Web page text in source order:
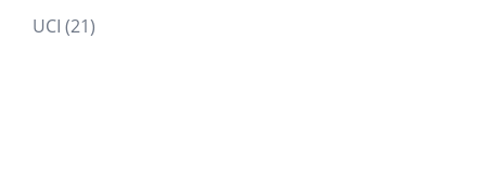
UCI 2121